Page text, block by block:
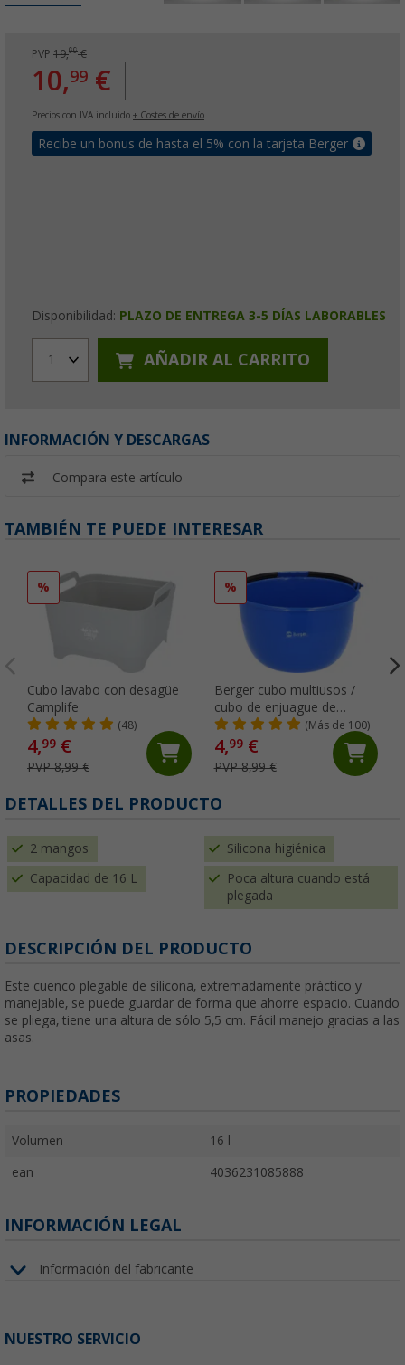
PVP 19,99€
10,99 €
Precios con IVA incluido + Costes de envío
Recibe un bonus de hasta el 5% con la tarjeta Berger
Disponibilidad: PLAZO DE ENTREGA 3-5 DÍAS LABORABLES
1 AÑADIR AL CARRITO
INFORMACIÓN Y DESCARGAS
Compara este artículo
TAMBIÉN TE PUEDE INTERESAR
%
Cubo lavabo con desagüe
Camplife
(48)
4,99 €
PVP 8,99 €
%
Berger cubo multiusos /
cubo de enjuague de
plástico 14 litros nuevo
(Más de 100)
4,99€
PVP 8,99 €
DETALLES DEL PRODUCTO
2 mangos Silicona higiénica
Capacidad de 16 L
Poca altura cuando está
plegada
DESCRIPCIÓN DEL PRODUCTO
Este cuenco plegable de silicona, extremadamente práctico y
manejable, se puede guardar de forma que ahorre espacio. Cuando
se pliega, tiene una altura de sólo 5,5 cm. Fácil manejo gracias a las
asas.
PROPIEDADES
Volumen 16 l
ean 4036231085888
INFORMACIÓN LEGAL
Información del fabricante
NUESTRO SERVICIO